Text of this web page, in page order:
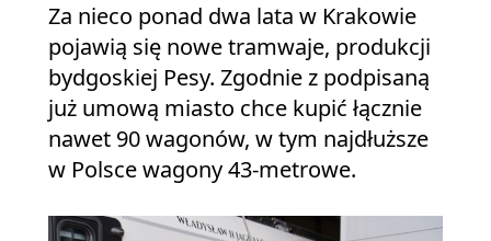
Za nieco ponad dwa lata w Krakowie
pojawią się nowe tramwaje, produkcji
bydgoskiej Pesy. Zgodnie z podpisaną
już umową miasto chce kupić łącznie
nawet 90 wagonów, w tym najdłuższe
w Polsce wagony 43-metrowe.